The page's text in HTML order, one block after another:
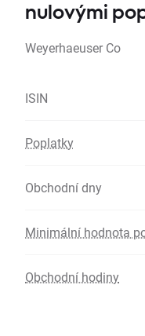
nulovými
Weyerhaeuser Co
ISIN
Poplatky
Obchodní dny
Minimální hodnota
Obchodní hodiny